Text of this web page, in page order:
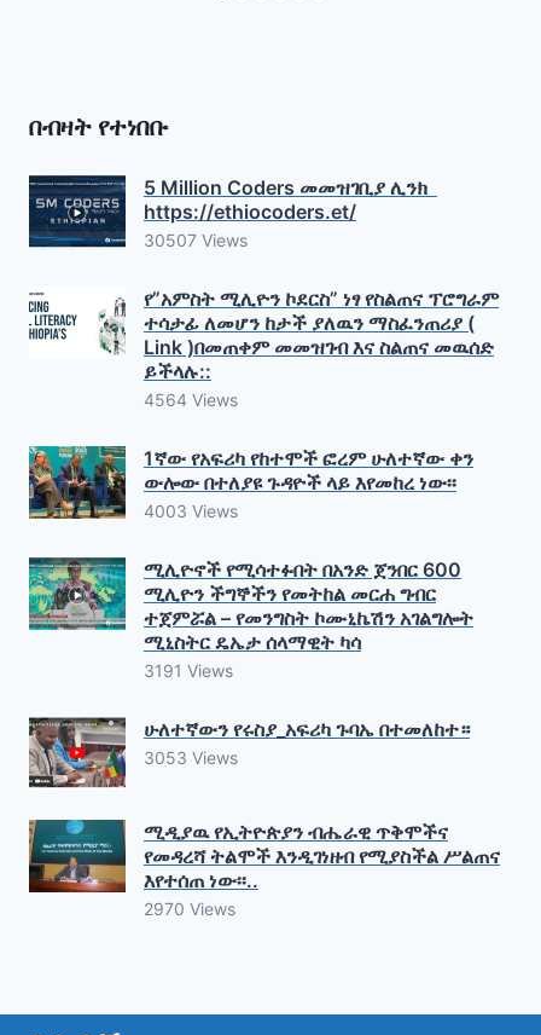
በብዛት የተነበቡ
5 Million Coders መመዝገቢያ ሊንክ
https://ethiocoders.et/
30507 Views
የ”አምስት ሚሊዮን ኮደርስ” ነፃ የስልጠና ፕሮግራም
ተሳታፊ ለመሆን ከታች ያለዉን ማስፈንጠሪያ (
Link )በመጠቀም መመዝገብ እና ስልጠና መዉሰድ
ይችላሉ::
4564 Views
1ኛው የአፍሪካ የከተሞች ፎረም ሁለተኛው ቀን
ውሎው በተለያዩ ጉዳዮች ላይ እየመከረ ነው፡፡
4003 Views
ሚሊዮኖች የሚሳተፉበት በአንድ ጀንበር 600
ሚሊዮን ችግኞችን የመትከል መርሐ ግብር
ተጀምሯል – የመንግስት ኮሙኒኬሽን አገልግሎት
ሚኒስትር ዴኤታ ሰላማዊት ካሳ
3191 Views
ሁለተኛውን የሩስያ_አፍሪካ ጉባኤ በተመለከተ።
3053 Views
ሚዲያዉ የኢትዮጵያን ብሔራዊ ጥቅሞችና
የመዳረሻ ትልሞች እንዲገነዘብ የሚያስችል ሥልጠና
እየተሰጠ ነው፡፡..
2970 Views